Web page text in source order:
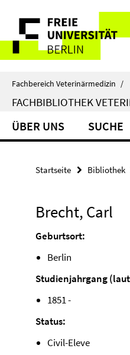
direkt
Inhalt
Service-
Navigation
Fachbereich Veterinärmedizin /
FACHBIBLIOTHEK
ÜBER UNS SUCHE
Startseite Bibliothek
Brecht, Carl
Geburtsort:
Berlin
Studienjahrgang
1851 -
Status:
Civil-Eleve